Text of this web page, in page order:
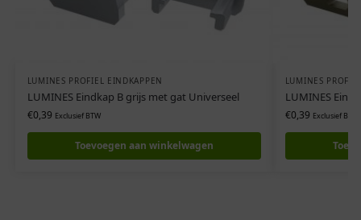
LUMINES PROFIEL EINDKAPPEN
LUMINES Eindkap B grijs met gat Universeel
€0,39 Exclusief BTW
Toevoegen aan winkelwagen
LUMINES
LUMINES
€0,39 Exclusief BTW